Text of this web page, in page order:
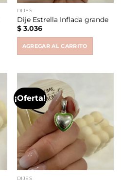
DIJES
Dije Estrella Inflada grande
$3.036
AGREGAR AL CARRITO
¡Oferta!
DIJES